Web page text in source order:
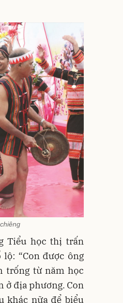
Tiểu học thị trấn
“Con được ông
trống từ năm học
ở địa phương. Con
khác nữa để biểu